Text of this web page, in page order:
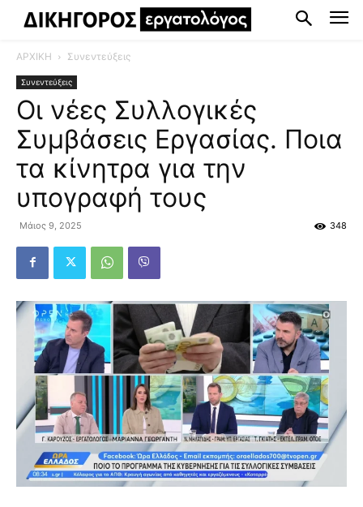
ΑΡΧΙΚΗ Συνεντεύξεις
Συνεντεύξεις
Οι νέες Συλλογικές
Συμβάσεις Εργασίας. Ποια
τα κίνητρα για την
υπογραφή τους
Μάιος 9, 2025 348